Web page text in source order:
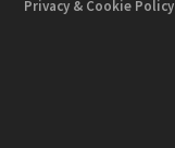
Privacy & Cookie Policy